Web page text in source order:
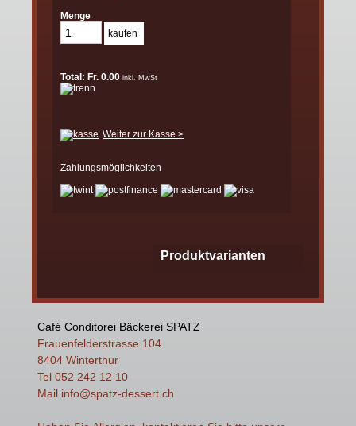
Menge
Total: Fr. 0.00 inkl. MwSt
Weiter zur Kasse >
Zahlungsmöglichkeiten
Produktvarianten
Café Conditorei Bäckerei SPATZ
Frauenfelderstrasse 104
8404 Winterthur
Tel 052 242 12 10
Mail info@spatz-dessert.ch